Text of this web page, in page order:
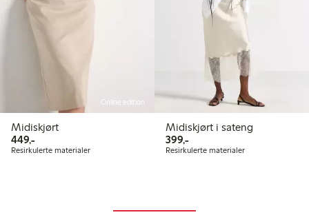
Online edition
Midiskjørt
449,-449,00 kr
Resirkulerte materialer
Midiskjørt i sateng
399,-399,00 kr
Resirkulerte materialer